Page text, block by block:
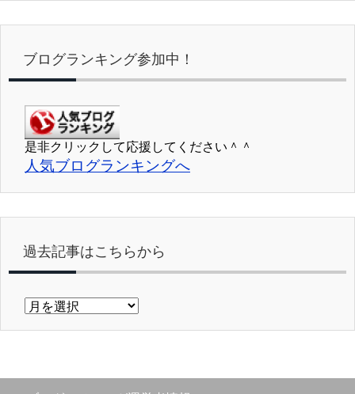
ブログランキング参加中！
是非クリックして応援してください＾＾
人気ブログランキングへ
過去記事はこちらから
過